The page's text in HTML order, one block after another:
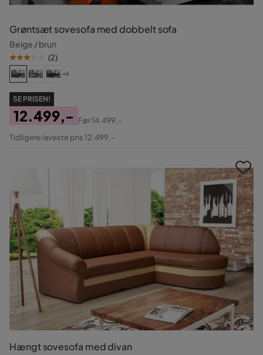
Grøntsæt sovesofa med dobbelt sofa
Beige / brun
(2)
+6
SE PRISEN!
Pris
12.499,-
Original
Før14.499,-
Tidligere laveste pris 12.499,-
Hængt sovesofa med divan